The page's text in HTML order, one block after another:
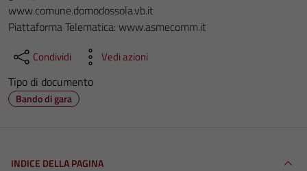
www.comune.domodossola.vb.it
Piattaforma Telematica: www.asmecomm.it
Condividi Vedi azioni
Tipo di documento
Bando di gara
INDICE DELLA PAGINA